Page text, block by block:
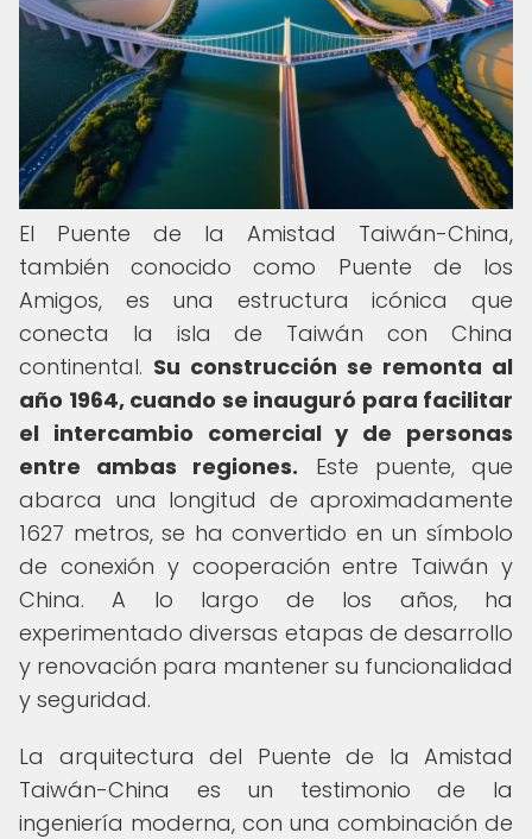
El Puente de la Amistad Taiwán-China,
también conocido como Puente de los
Amigos, es una estructura icónica que
conecta la isla de Taiwán con China
continental. Su construcción se remonta al
año 1964, cuando se inauguró para facilitar
el intercambio comercial y de personas
entre ambas regiones. Este puente, que
abarca una longitud de aproximadamente
1627 metros, se ha convertido en un símbolo
de conexión y cooperación entre Taiwán y
China. A lo largo de los años, ha
experimentado diversas etapas de desarrollo
y renovación para mantener su funcionalidad
y seguridad.
La arquitectura del Puente de la Amistad
Taiwán-China es un testimonio de la
ingeniería moderna, con una combinación de